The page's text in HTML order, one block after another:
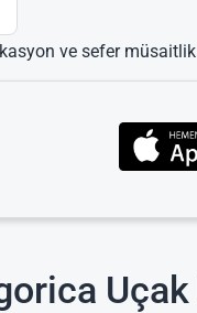
ve sefer